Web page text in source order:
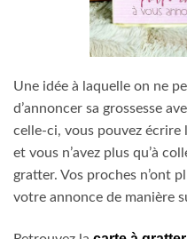
Une idée à laquelle on ne
d’annoncer sa grossesse
celle-ci, vous pouvez écrire
et vous n’avez plus qu’à
gratter. Vos proches n’ont
votre annonce de manière